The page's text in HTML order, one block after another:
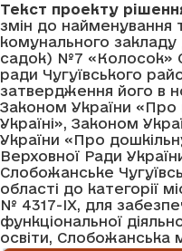
Текст проекту
змін до найменування
комунального закладу
садок) №7 «Колосок»
ради Чугуївського
затвердження його в
Законом України «Про
Україні», Законом
України «Про
Верховної Ради
Слобожанське
області до категорії
№ 4317-IХ, для
функціональної
освіти, Слобожанська